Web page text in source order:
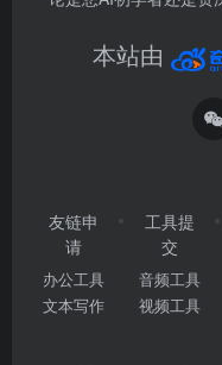
本站由
友链申
请
办公工具
文本写作
工具提
交
音频工具
视频工具